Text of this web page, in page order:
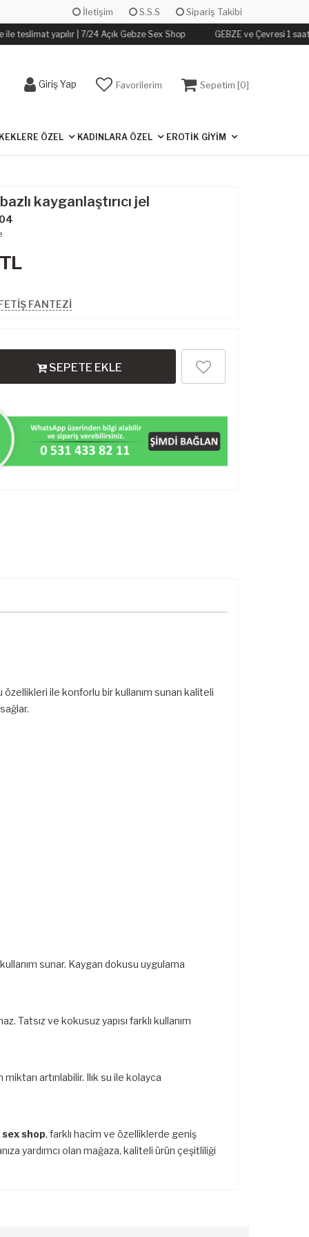
İletişim S.S.S Sipariş Takibi
teslimat yapılır | 7/24 Açık Gebze Sex Shop GEBZE ve Çevresi 1
Giriş Yap Favorilerim Sepetim [0]
ÖZEL KADINLARA ÖZEL EROTİK GİYİM
kayganlaştırıcı jel
FANTEZİ
SEPETE EKLE
özellikleri ile konforlu bir kullanım sunan kaliteli
sunar. Kaygan dokusu uygulama
Tatsız ve kokusuz yapısı farklı kullanım
artırılabilir. Ilık su ile kolayca
sex shop, farklı hacim ve özelliklerde geniş
yardımcı olan mağaza, kaliteli ürün çeşitliliği